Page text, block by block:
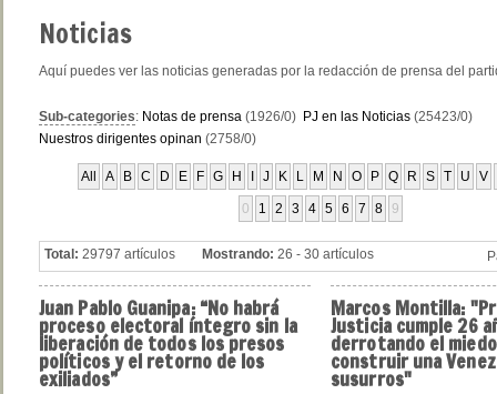
Noticias
Aquí puedes ver las noticias generadas por la redacción de prensa del
Sub-categories: Notas de prensa (1926/0) PJ en las Noticias (25423/0)
Nuestros dirigentes opinan (2758/0)
All A B C D E F G H J K L M N O P Q R S T U V
0 1 2 3 4 5 6 7 8 9
Total: 29797 artículos Mostrando: 26 - 30 artículos
Juan Pablo Guanipa: “No habrá
proceso electoral íntegro sin la
liberación de todos los presos
políticos y el retorno de los
exiliados”
MarcosMontilla:
Justicia cumple 26
derrotando el
construir una
susurros"